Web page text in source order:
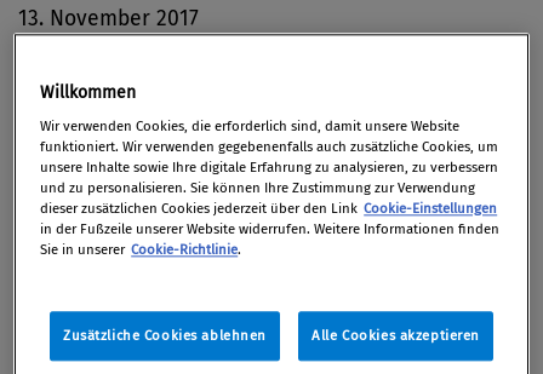
13. November 2017
Die „Paradise Papers” zeigen in den Augen von TI
Deutschland, dass auch anderthalb Jahre nach den
„Panama Papers“ das Geschäftsmodell der
Schattenfinanzplätze unverändert gut funktioniere.
Geldwäsche und Steuerhinterziehung, fördert aber
auch illegitimes Verhalten wie aggressive
Willkommen
Wir verwenden Cookies, die erforderlich sind, damit unsere Website
funktioniert. Wir verwenden gegebenenfalls auch zusätzliche Cookies, um
unsere Inhalte sowie Ihre digitale Erfahrung zu analysieren, zu verbessern
und zu personalisieren. Sie können Ihre Zustimmung zur Verwendung
dieser zusätzlichen Cookies jederzeit über den Link Cookie-Einstellungen
in der Fußzeile unserer Website widerrufen. Weitere Informationen finden
Sie in unserer Cookie-Richtlinie.
Zusätzliche Cookies ablehnen Alle Cookies akzeptieren